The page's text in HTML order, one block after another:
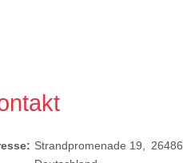
Strandpromenade 19 26486